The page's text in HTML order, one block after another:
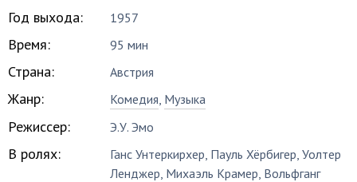
Год выхода: 1957
Время: 95 мин
Страна: Австрия
Жанр: Комедия, Музыка
Режиссер: Э.У. Эмо
В ролях: Ганс Унтеркирхер, Пауль Хёрбигер,Уолтер
Ленджер, Михаэль Крамер, Вольфганг